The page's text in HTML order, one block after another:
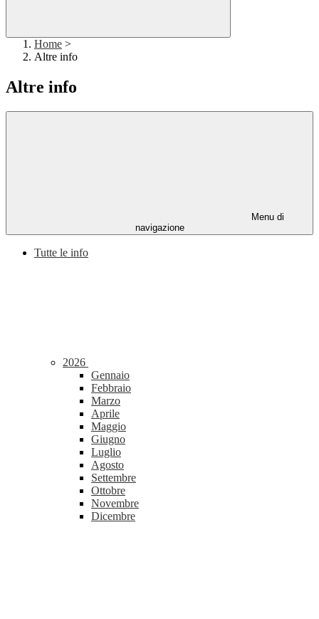
Home >
Altre info
Altre info
Menu di
navigazione
Tutte le info
2026
Gennaio
Febbraio
Marzo
Aprile
Maggio
Giugno
Luglio
Agosto
Settembre
Ottobre
Novembre
Dicembre